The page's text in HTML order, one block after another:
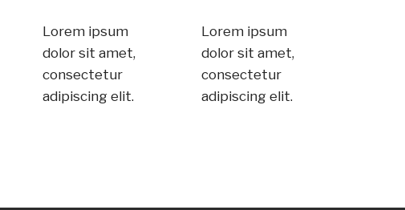
Lorem ipsum
dolor sit amet,
consectetur
adipiscing elit.
Lorem ipsum
dolor sit amet,
consectetur
adipiscing elit.